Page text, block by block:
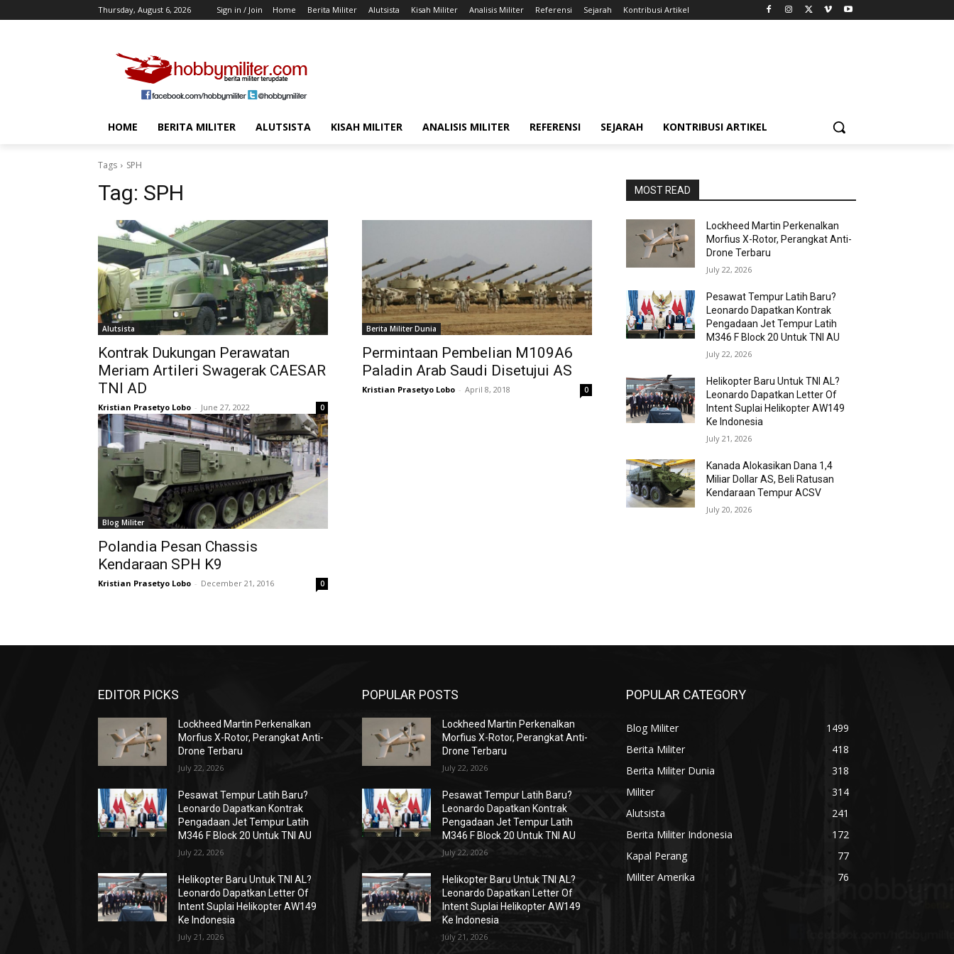
Thursday, August 6, 2026 Sign in / Join Home Berita Militer Alutsista Kisah Militer Analisis Militer Referensi Sejarah Kontribusi Artikel
HOME BERITA MILITER ALUTSISTA KISAH MILITER ANALISIS MILITER REFERENSI SEJARAH KONTRIBUSI ARTIKEL
Tags SPH
Tag: SPH
Alutsista
Kontrak Dukungan Perawatan
Meriam Artileri Swagerak CAESAR
TNI AD
Kristian Prasetyo Lobo - June 27, 2022 0
Berita Militer Dunia
Permintaan Pembelian M109A6
Paladin Arab Saudi Disetujui AS
Kristian Prasetyo Lobo - April 8, 2018 0
Blog Militer
Polandia Pesan Chassis
Kendaraan SPH K9
Kristian Prasetyo Lobo - December 21, 2016 0
MOST READ
Lockheed Martin Perkenalkan
Morfius X-Rotor, Perangkat Anti-
Drone Terbaru
July 22, 2026
Pesawat Tempur Latih Baru?
Leonardo Dapatkan Kontrak
Pengadaan Jet Tempur Latih
M346 F Block 20 Untuk TNI AU
July 22, 2026
Helikopter Baru Untuk TNI AL?
Leonardo Dapatkan Letter Of
Intent Suplai Helikopter AW149
Ke Indonesia
July 21, 2026
Kanada Alokasikan Dana 1,4
Miliar Dollar AS, Beli Ratusan
Kendaraan Tempur ACSV
July 20, 2026
EDITOR PICKS
Lockheed Martin Perkenalkan
Morfius X-Rotor, Perangkat Anti-
Drone Terbaru
July 22, 2026
Pesawat Tempur Latih Baru?
Leonardo Dapatkan Kontrak
Pengadaan Jet Tempur Latih
M346 F Block 20 Untuk TNI AU
July 22, 2026
Helikopter Baru Untuk TNI AL?
Leonardo Dapatkan Letter Of
Intent Suplai Helikopter AW149
Ke Indonesia
July 21, 2026
POPULAR POSTS
Lockheed Martin Perkenalkan
Morfius X-Rotor, Perangkat Anti-
Drone Terbaru
July 22, 2026
Pesawat Tempur Latih Baru?
Leonardo Dapatkan Kontrak
Pengadaan Jet Tempur Latih
M346 F Block 20 Untuk TNI AU
July 22, 2026
Helikopter Baru Untuk TNI AL?
Leonardo Dapatkan Letter Of
Intent Suplai Helikopter AW149
Ke Indonesia
July 21, 2026
POPULAR CATEGORY
Blog Militer
1499
Berita Militer
418
Berita Militer Dunia
318
Militer
314
Alutsista
241
Berita Militer Indonesia
172
Kapal Perang
77
Militer Amerika
76